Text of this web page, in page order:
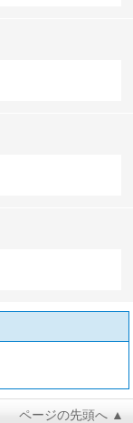
ページの先頭へ ▲